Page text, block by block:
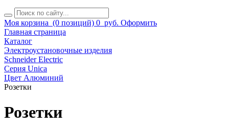
Моя корзина (0 позиций) 0 руб. Оформить
Главная страница
Каталог
Электроустановочные изделия
Schneider Electric
Серия Unica
Цвет Алюминий
Розетки
Розетки